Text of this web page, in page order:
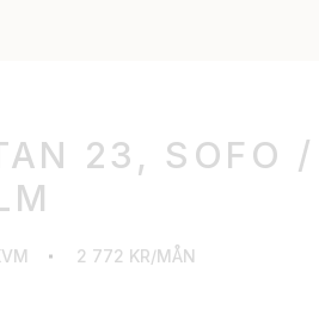
23, SOFO /
2 772 KR/MÅN